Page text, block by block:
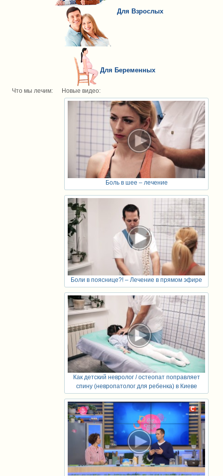
Для Взрослых
Для Беременных
Новые видео:
Боль в шее – лечение
Боли в пояснице?! – Лечение в прямом эфире
Как детский невролог / остеопат поправляет
спину (невропатолог для ребенка) в Киеве
Что мы лечим: